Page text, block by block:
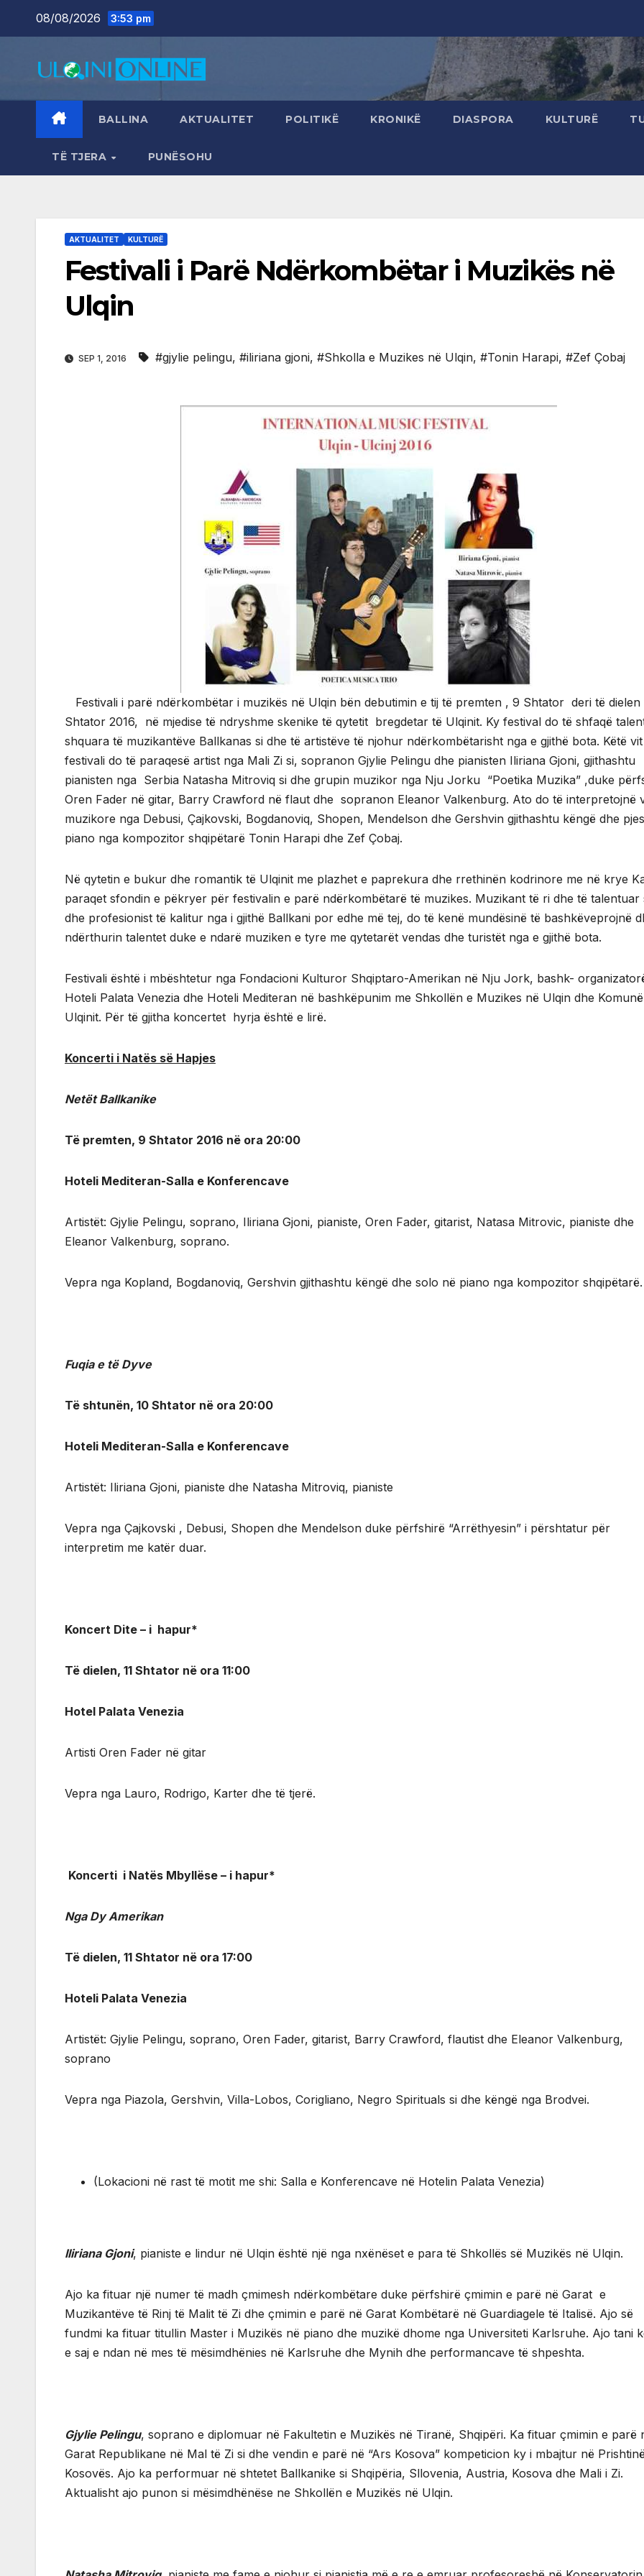
08/08/2026 3:53 pm
BALLINA AKTUALITET POLITIKË KRONIKË DIASPORA KULTURË
TË TJERA PUNËSOHU
AKTUALITET KULTURË
Festivali i Parë Ndërkombëtar i Muzikës në
Ulqin
SEP 1, 2016 #gjylie pelingu, #iliriana gjoni, #Shkolla e Muzikes në Ulqin, #Tonin Harapi, #Zef Çobaj
Festivali i parë ndërkombëtar i muzikës në Ulqin bën debutimin e tij të premten , 9 Shtator deri të dielen
Shtator 2016, në mjedise të ndryshme skenike të qytetit bregdetar të Ulqinit. Ky festival do të shfaqë
shquara të muzikantëve Ballkanas si dhe të artistëve të njohur ndërkombëtarisht nga e gjithë bota. Këtë vit
festivali do të paraqesë artist nga Mali Zi si, sopranon Gjylie Pelingu dhe pianisten Iliriana Gjoni, gjithashtu
pianisten nga Serbia Natasha Mitroviq si dhe grupin muzikor nga Nju Jorku “Poetika Muzika” ,duke
Oren Fader në gitar, Barry Crawford në flaut dhe sopranon Eleanor Valkenburg. Ato do të interpretojnë
muzikore nga Debusi, Çajkovski, Bogdanoviq, Shopen, Mendelson dhe Gershvin gjithashtu këngë dhe
piano nga kompozitor shqipëtarë Tonin Harapi dhe Zef Çobaj.
Në qytetin e bukur dhe romantik të Ulqinit me plazhet e paprekura dhe rrethinën kodrinore me në krye
paraqet sfondin e pëkryer për festivalin e parë ndërkombëtarë të muzikes. Muzikant të ri dhe të talentuar
dhe profesionist të kalitur nga i gjithë Ballkani por edhe më tej, do të kenë mundësinë të bashkëveprojnë
ndërthurin talentet duke e ndarë muziken e tyre me qytetarët vendas dhe turistët nga e gjithë bota.
Festivali është i mbështetur nga Fondacioni Kulturor Shqiptaro-Amerikan në Nju Jork, bashk-
Hoteli Palata Venezia dhe Hoteli Mediteran në bashkëpunim me Shkollën e Muzikes në Ulqin dhe
Ulqinit. Për të gjitha koncertet hyrja është e lirë.
Koncerti i Natës së Hapjes
Netët Ballkanike
Të premten, 9 Shtator 2016 në ora 20:00
Hoteli Mediteran-Salla e Konferencave
Artistët: Gjylie Pelingu, soprano, Iliriana Gjoni, pianiste, Oren Fader, gitarist, Natasa Mitrovic, pianiste dhe
Eleanor Valkenburg, soprano.
Vepra nga Kopland, Bogdanoviq, Gershvin gjithashtu këngë dhe solo në piano nga kompozitor shqipëtarë.
Fuqia e të Dyve
Të shtunën, 10 Shtator në ora 20:00
Hoteli Mediteran-Salla e Konferencave
Artistët: Iliriana Gjoni, pianiste dhe Natasha Mitroviq, pianiste
Vepra nga Çajkovski , Debusi, Shopen dhe Mendelson duke përfshirë “Arrëthyesin” i përshtatur për
interpretim me katër duar.
Koncert Dite – i hapur*
Të dielen, 11 Shtator në ora 11:00
Hotel Palata Venezia
Artisti Oren Fader në gitar
Vepra nga Lauro, Rodrigo, Karter dhe të tjerë.
Koncerti i Natës Mbyllëse – i hapur*
Nga Dy Amerikan
Të dielen, 11 Shtator në ora 17:00
Hoteli Palata Venezia
Artistët: Gjylie Pelingu, soprano, Oren Fader, gitarist, Barry Crawford, flautist dhe Eleanor Valkenburg,
soprano
Vepra nga Piazola, Gershvin, Villa-Lobos, Corigliano, Negro Spirituals si dhe këngë nga Brodvei.
(Lokacioni në rast të motit me shi: Salla e Konferencave në Hotelin Palata Venezia)
Iliriana Gjoni, pianiste e lindur në Ulqin është një nga nxënëset e para të Shkollës së Muzikës në Ulqin.
Ajo ka fituar një numer të madh çmimesh ndërkombëtare duke përfshirë çmimin e parë në Garat e
Muzikantëve të Rinj të Malit të Zi dhe çmimin e parë në Garat Kombëtarë në Guardiagele të Italisë. Ajo së
fundmi ka fituar titullin Master i Muzikës në piano dhe muzikë dhome nga Universiteti Karlsruhe. Ajo tani
e saj e ndan në mes të mësimdhënies në Karlsruhe dhe Mynih dhe performancave të shpeshta.
Gjylie Pelingu, soprano e diplomuar në Fakultetin e Muzikës në Tiranë, Shqipëri. Ka fituar çmimin e parë
Garat Republikane në Mal të Zi si dhe vendin e parë në “Ars Kosova” kompeticion ky i mbajtur në
Kosovës. Ajo ka performuar në shtetet Ballkanike si Shqipëria, Sllovenia, Austria, Kosova dhe Mali i Zi.
Aktualisht ajo punon si mësimdhënëse ne Shkollën e Muzikës në Ulqin.